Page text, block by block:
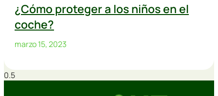
¿Cómo proteger a los niños en el
coche?
marzo 15, 2023